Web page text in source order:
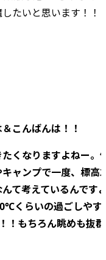
たいと思います！！
こんばんは！！
くなりますよねー。
ャンプで一度、標高
て考えているんです
くらいの過ごしやす
！もちろん眺めも抜